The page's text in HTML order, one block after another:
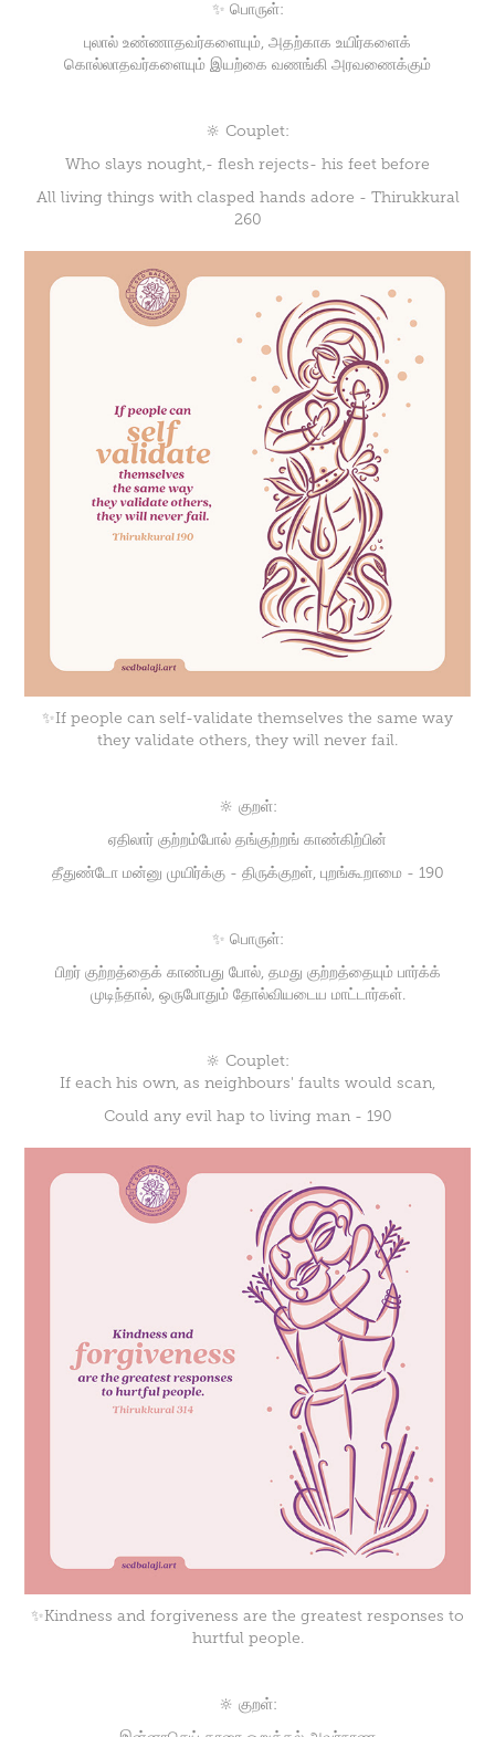
✨ பொருள்:
புலால் உண்ணாதவர்களையும், அதற்காக உயிர்களைக்
கொல்லாதவர்களையும் இயற்கை வணங்கி அரவணைக்கும்
🔆 Couplet:
Who slays nought,- flesh rejects- his feet before
All living things with clasped hands adore - Thirukkural
260
✨If people can self-validate themselves the same way
they validate others, they will never fail.
🔆 குறள்:
ஏதிலார் குற்றம்போல் தங்குற்றங் காண்கிற்பின்
தீதுண்டோ மன்னு முயிர்க்கு - திருக்குறள், புறங்கூறாமை - 190
✨ பொருள்:
பிறர் குற்றத்தைக் காண்பது போல், தமது குற்றத்தையும் பார்க்க்
முடிந்தால், ஒருபோதும் தோல்வியடைய மாட்டார்கள்.
🔆 Couplet:
If each his own, as neighbours' faults would scan,
Could any evil hap to living man - 190
✨Kindness and forgiveness are the greatest responses to
hurtful people.
🔆 குறள்: